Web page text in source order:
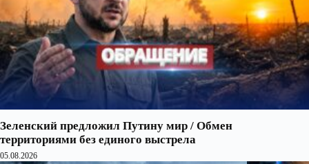
Зеленский предложил Путину мир / Обмен
территориями без единого выстрела
05.08.2026